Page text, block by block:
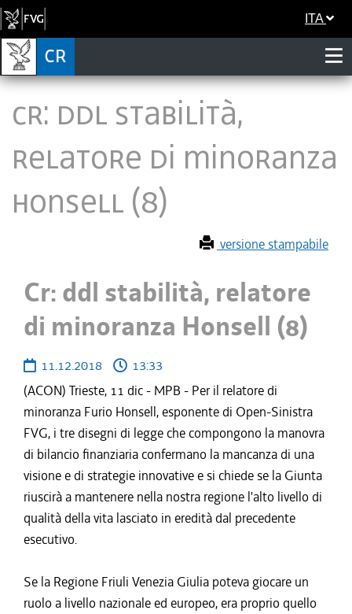
ITA
Cr: ddl stabilità,
relatore di minoranza
Honsell (8)
versione stampabile
Cr: ddl stabilità, relatore
di minoranza Honsell (8)
11.12.2018
13:33
(ACON) Trieste, 11 dic - MPB - Per il relatore di
minoranza Furio Honsell, esponente di Open-Sinistra
FVG, i tre disegni di legge che compongono la manovra
di bilancio finanziaria confermano la mancanza di una
visione e di strategie innovative e si chiede se la Giunta
riuscirà a mantenere nella nostra regione l'alto livello di
qualità della vita lasciato in eredità dal precedente
esecutivo.
Se la Regione Friuli Venezia Giulia poteva giocare un
ruolo a livello nazionale ed europeo, era proprio quello